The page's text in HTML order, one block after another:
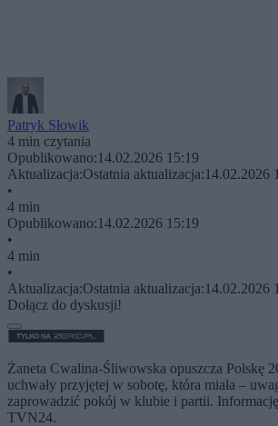
Patryk Słowik
4 min czytania
Opublikowano:14.02.2026 15:19
Aktualizacja:Ostatnia aktualizacja:14.02.2026
•
4 min
Opublikowano:14.02.2026 15:19
•
4 min
•
Aktualizacja:Ostatnia aktualizacja:14.02.2026
Dołącz do dyskusji!
Żaneta Cwalina-Śliwowska opuszcza Polskę
uchwały przyjętej w sobotę, która miała –
zaprowadzić pokój w klubie i partii.
TVN24.